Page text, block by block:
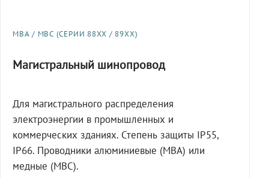
МВА / МВС (СЕРИИ 88XX / 89XX)
Магистральный шинопровод
Для магистрального распределения
электроэнергии в промышленных и
коммерческих зданиях. Степень защиты IP55,
IP66. Проводники алюминиевые (МВА) или
медные (МВС).